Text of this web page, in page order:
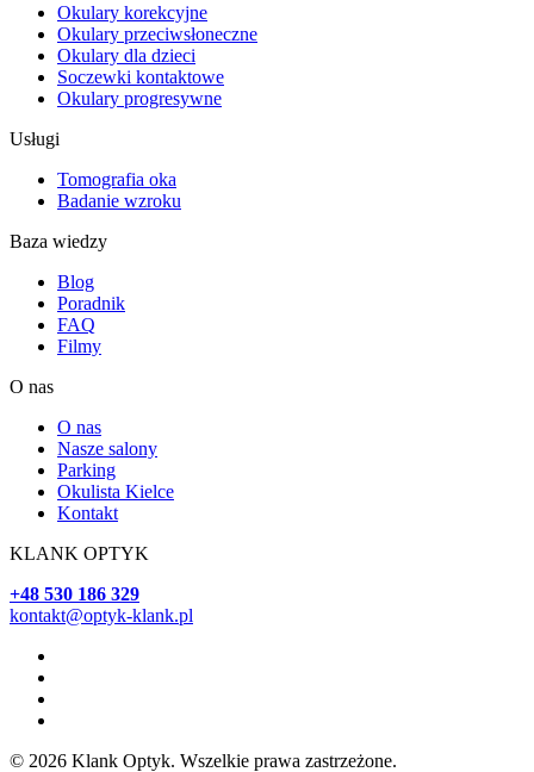
Okulary korekcyjne
Okulary przeciwsłoneczne
Okulary dla dzieci
Soczewki kontaktowe
Okulary progresywne
Usługi
Tomografia oka
Badanie wzroku
Baza wiedzy
Blog
Poradnik
FAQ
Filmy
O nas
O nas
Nasze salony
Parking
Okulista Kielce
Kontakt
KLANK OPTYK
+48 530 186 329
kontakt@optyk-klank.pl
© 2026 Klank Optyk. Wszelkie prawa zastrzeżone.